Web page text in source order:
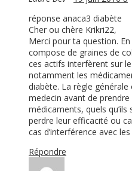
réponse anaca3 diabète
Cher ou chère Krikri22,
Merci pour ta question.
compose de graines de
ces actifs interfèrent sur
notamment les
diabète. La règle
medecin avant de
médicaments, quels
perdre leur efficacité ou
cas d’interférence avec
Répondre